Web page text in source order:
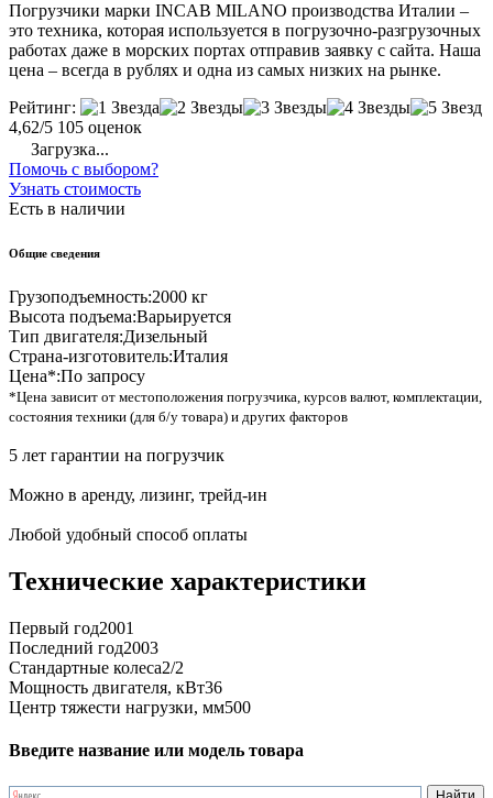
Погрузчики марки INCAB MILANO производства Италии –
это техника, которая используется в погрузочно-разгрузочных
работах даже в морских портах отправив заявку с сайта. Наша
цена – всегда в рублях и одна из самых низких на рынке.
Рейтинг:
4,62/5 105 оценок
Загрузка...
Помочь с выбором?
Узнать стоимость
Есть в наличии
Общие сведения
Грузоподъемность:2000 кг
Высота подъема:Варьируется
Тип двигателя:Дизельный
Страна-изготовитель:Италия
Цена*:По запросу
*Цена зависит от местоположения погрузчика, курсов валют, комплектации,
состояния техники (для б/у товара) и других факторов
5 лет гарантии на погрузчик
Можно в аренду, лизинг, трейд-ин
Любой удобный способ оплаты
Технические характеристики
Первый год2001
Последний год2003
Стандартные колеса2/2
Мощность двигателя, кВт36
Центр тяжести нагрузки, мм500
Введите название или модель товара